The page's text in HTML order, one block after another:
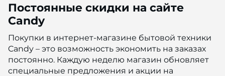
Постоянные скидки на сайте
Candy
Покупки в интернет-магазине бытовой техники
Candy – это возможность экономить на заказах
постоянно. Каждую неделю магазин обновляет
специальные предложения и акции на